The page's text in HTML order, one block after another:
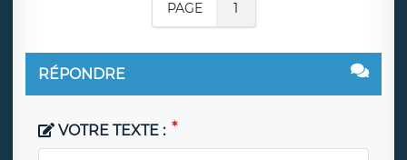
PAGE 1
RÉPONDRE
VOTRE TEXTE :